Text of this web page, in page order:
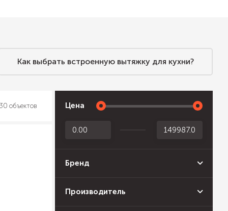
Как выбрать встроенную вытяжку для кухни?
объектов Цена
Бренд
Производитель